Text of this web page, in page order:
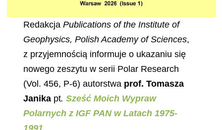
RedakcjaPublications of the Institute of
Geophysics, Polish Academy of Sciences,
z przyjemnością informuje o ukazaniu się
nowego zeszytu w serii Polar Research
(Vol. 456, P-6) autorstwa prof. Tomasza
Janika pt.Sześć Moich Wypraw
Polarnych z IGF PAN w Latach 1975-
1991.